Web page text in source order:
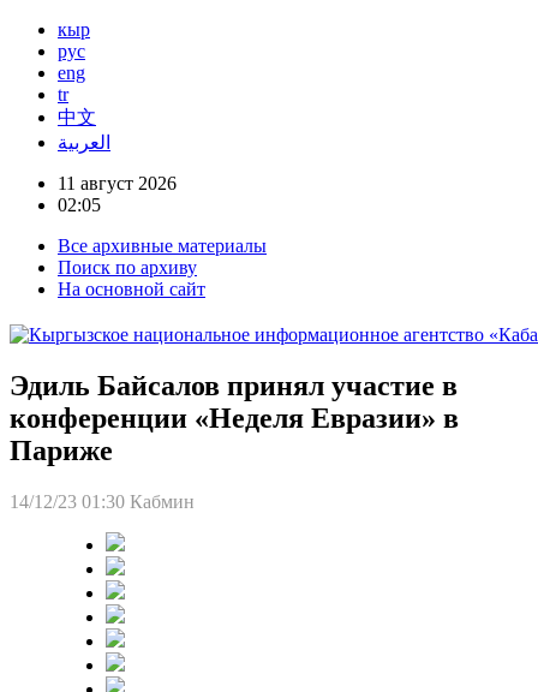
кыр
рус
eng
tr
中文
العربية
11 август 2026
02:05
Все архивные материалы
Поиск по архиву
На основной сайт
Эдиль Байсалов принял участие в
конференции «Неделя Евразии» в
Париже
14/12/23 01:30 Кабмин